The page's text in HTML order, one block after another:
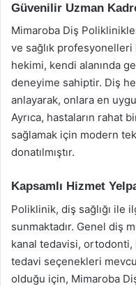
Güvenilir Uzman
Mimaroba Diş
ve sağlık profesyonelleri
hekimi, kendi alanında
deneyime sahiptir. Diş
anlayarak, onlara en
Ayrıca, hastaların rahat
sağlamak için modern
donatılmıştır.
Kapsamlı Hizmet
Poliklinik, diş sağlığı ile
sunmaktadır. Genel diş
kanal tedavisi, ortodonti,
tedavi seçenekleri
olduğu için, Mimaroba